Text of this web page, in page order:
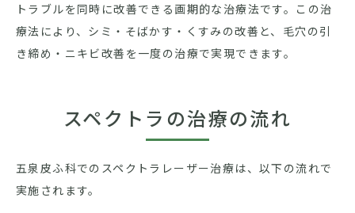
トラブルを同時に改善できる画期的な治療法です。この治
療法により、シミ・そばかす・くすみの改善と、毛穴の引
き締め・ニキビ改善を一度の治療で実現できます。
スペクトラの治療の流れ
五泉皮ふ科でのスペクトラレーザー治療は、以下の流れで
実施されます。